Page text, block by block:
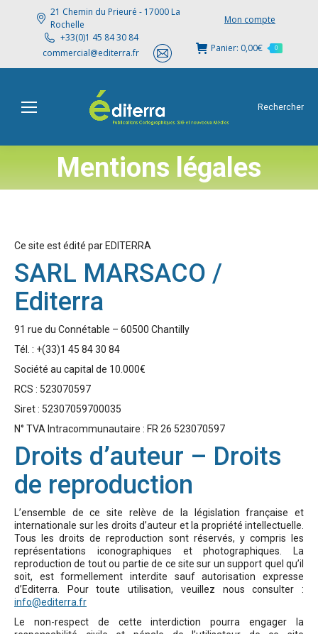
21 Chemin du Prieuré - 17000 La
Rochelle
+33(0)1 45 84 30 84
commercial@editerra.fr
Mon compte
Panier: 0,00€ 0
Rechercher
Mentions légales
Ce site est édité par EDITERRA
SARL MARSACO /
Editerra
91 rue du Connétable – 60500 Chantilly
Tél. : +(33)1 45 84 30 84
Société au capital de 10.000€
RCS : 523070597
Siret : 52307059700035
N° TVA Intracommunautaire : FR 26 523070597
Droits d’auteur – Droits
de reproduction
L’ensemble de ce site relève de la législation française et
internationale sur les droits d’auteur et la propriété intellectuelle.
Tous les droits de reproduction sont réservés, y compris les
représentations iconographiques et photographiques. La
reproduction de tout ou partie de ce site sur un support quel qu’il
soit, est formellement interdite sauf autorisation expresse
d’Editerra. Pour toute utilisation, veuillez nous consulter :
info@editerra.fr
Le non-respect de cette interdiction pourra engager la